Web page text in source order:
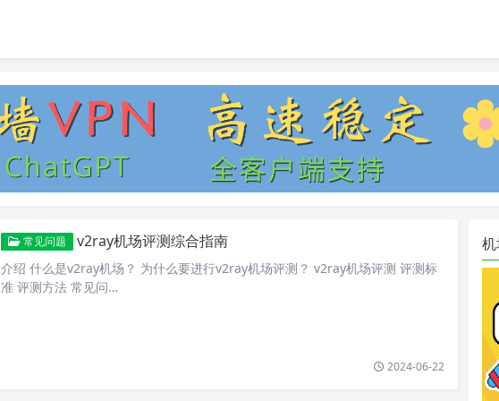
常见问题 v2ray机场评测综合指南
介绍 什么是v2ray机场？ 为什么要进行v2ray机场评测？ v2ray机场评测 评测标
准 评测方法 常见问…
2024-06-22